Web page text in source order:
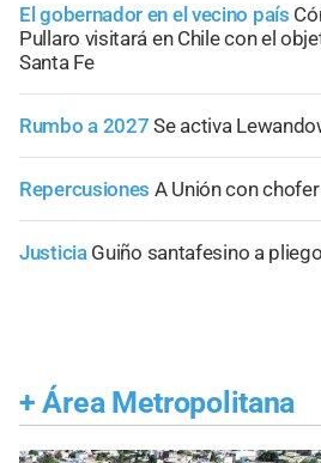
El gobernador en el vecino país
Pullaro visitará en Chile con el
Santa Fe
Rumbo a 2027 Se activa
Repercusiones A Unión con chofer
Justicia Guiño santafesino a
+ Área Metropolitana